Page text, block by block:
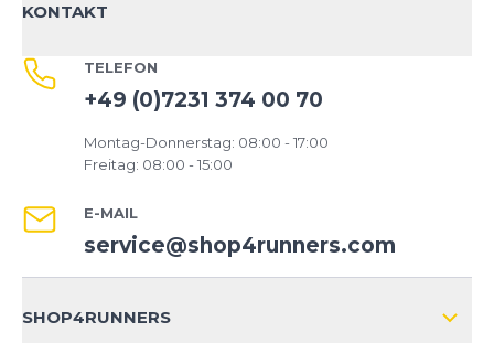
KONTAKT
TELEFON
+49 (0)7231 374 00 70
Montag-Donnerstag: 08:00 - 17:00
Freitag: 08:00 - 15:00
E-MAIL
service@shop4runners.com
SHOP4RUNNERS